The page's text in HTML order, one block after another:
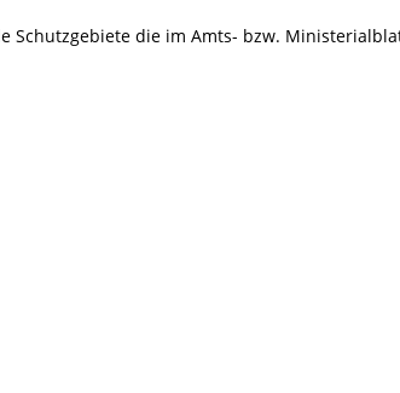
Schutzgebiete die im Amts- bzw.